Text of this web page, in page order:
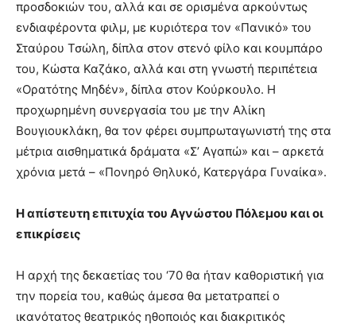
προσδοκιών του, αλλά και σε ορισμένα αρκούντως
ενδιαφέροντα φιλμ, με κυριότερα τον «Πανικό» του
Σταύρου Τσώλη, δίπλα στον στενό φίλο και κουμπάρο
του, Κώστα Καζάκο, αλλά και στη γνωστή περιπέτεια
«Ορατότης Μηδέν», δίπλα στον Κούρκουλο. Η
προχωρημένη συνεργασία του με την Αλίκη
Βουγιουκλάκη, θα τον φέρει συμπρωταγωνιστή της στα
μέτρια αισθηματικά δράματα «Σ’ Αγαπώ» και – αρκετά
χρόνια μετά – «Πονηρό Θηλυκό, Κατεργάρα Γυναίκα».
Η απίστευτη επιτυχία του Αγνώστου Πόλεμου και οι
επικρίσεις
Η αρχή της δεκαετίας του ‘70 θα ήταν καθοριστική για
την πορεία του, καθώς άμεσα θα μετατραπεί ο
ικανότατος θεατρικός ηθοποιός και διακριτικός